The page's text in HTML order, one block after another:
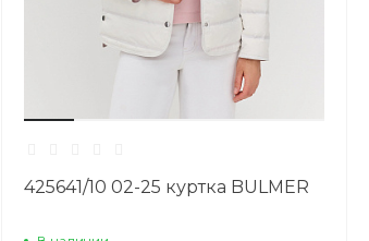
425641/10 02-25 куртка BULMER